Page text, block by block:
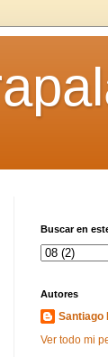
Buscar en
Autores
Santiago
Ver todo mi